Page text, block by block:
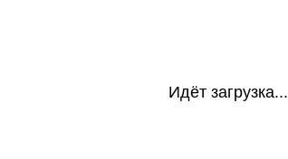
Идёт загрузка...